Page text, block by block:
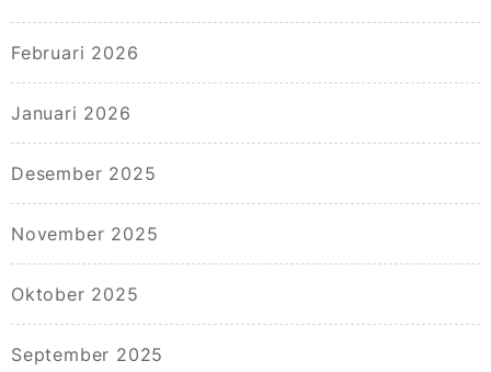
Februari 2026
Januari 2026
Desember 2025
November 2025
Oktober 2025
September 2025